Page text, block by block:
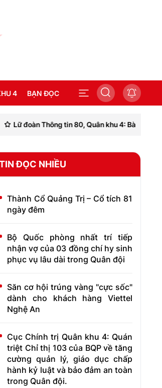
4 BẠN ĐỌC
Thông tin 80, Quân khu 4: Bàn giao “Nhà đồng
ĐỌC NHIỀU
Thành Cổ Quảng Trị – Cổ tích 81
ngày đêm
Bộ Quốc phòng nhất trí tiếp
nhận vợ của 03 đồng chí hy sinh
phục vụ lâu dài trong Quân đội
Săn cơ hội trúng vàng "cực sốc"
dành cho khách hàng Viettel
Nghệ An
Cục Chính trị Quân khu 4: Quán
triệt Chỉ thị 103 của BQP về tăng
cường quản lý, giáo dục chấp
hành kỷ luật và bảo đảm an toàn
trong Quân đội.